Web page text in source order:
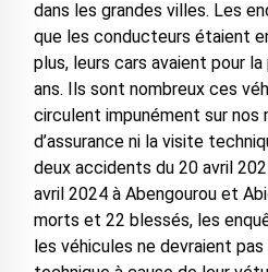
dans les grandes villes. Les
que les conducteurs étaient
plus, leurs cars avaient pour
ans. Ils sont nombreux ces
circulent impunément sur nos
d’assurance ni la visite
deux accidents du 20 avril
avril 2024 à Abengourou et
morts et 22 blessés, les
les véhicules ne devraient